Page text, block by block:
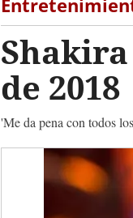
de 2018
'Me da pena con todos